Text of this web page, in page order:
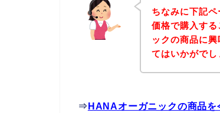
ちなみに下記
価格で購入す
ックの商品に
てはいかがでし
⇒ HANAオーガニックの商品